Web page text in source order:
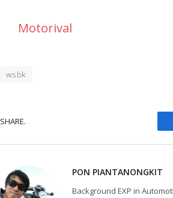
Motorival
wsbk
SHARE.
PON PIANTANONGKIT
Background EXP in